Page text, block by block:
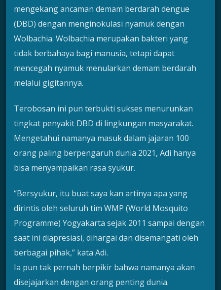
mengekang ancaman demam berdarah dengue
(DBD) dengan menginokulasi nyamuk dengan
Wolbachia. Wolbachia merupakan bakteri yang
tidak berbahaya bagi manusia, tetapi dapat
mencegah nyamuk menularkan demam berdarah
melalui gigitannya.
Terobosan ini pun terbukti sukses menurunkan
tingkat penyakit DBD di lingkungan masyarakat.
Mengetahui namanya masuk dalam jajaran 100
orang paling berpengaruh dunia 2021, Adi hanya
bisa menyampaikan rasa syukur.
“Bersyukur, itu buat saya kan artinya apa yang
dirintis oleh seluruh tim WMP (World Mosquito
Programme) Yogyakarta sejak 2011 sampai dengan
saat ini diapresiasi, dihargai dan disemangati oleh
berbagai pihak,” kata Adi.
Ia pun tak pernah berpikir bahwa namanya akan
disejajarkan dengan orang penting dunia.